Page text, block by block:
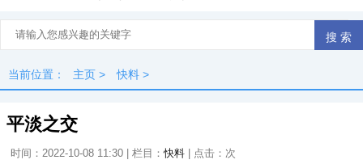
当前位置： 主页 > 快料 >
平淡之交
时间：2022-10-08 11:30 | 栏目：快料 | 点击： 次